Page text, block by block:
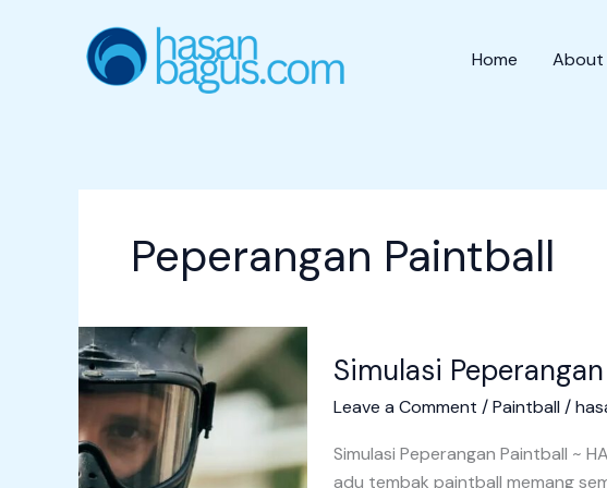
Home About
Peperangan Paintball
Simulasi
Leave a Comment /Paintball /
Simulasi Peperangan Paintball ~
adu tembak paintball memang
Peperangan
Paintball